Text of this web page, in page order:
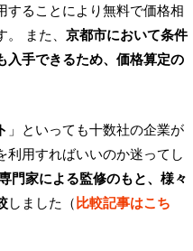
することにより無料で価格相
また、 京都市において条件
入手できるため、価格算定の
」といっても十数社の企業が
利用すればいいのか迷ってし
門家による監修のもと、様々
しました（比較記事はこち